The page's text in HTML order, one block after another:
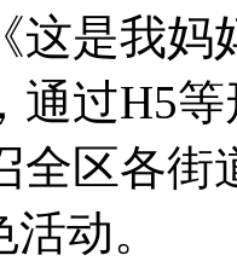
这是我妈
通过H5
全区各街
动。